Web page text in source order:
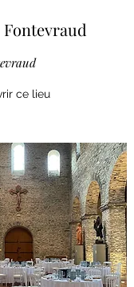
Fontevraud
ce lieu